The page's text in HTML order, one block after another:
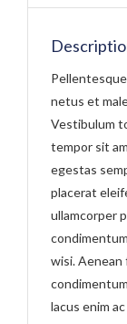
netus et
Vestibulum
tempor sit
egestas
placerat
ullamcorper
wisi.
lacus enim